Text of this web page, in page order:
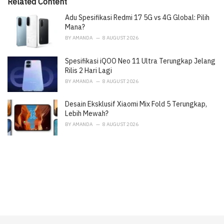
Adu Spesifikasi Redmi 17 5G vs 4G Global: Pilih
Mana?
BY AMANDA 8 AUGUST 2026
Spesifikasi iQOO Neo 11 Ultra Terungkap Jelang
Rilis 2 Hari Lagi
BY AMANDA 8 AUGUST 2026
Desain Eksklusif Xiaomi Mix Fold 5 Terungkap,
Lebih Mewah?
BY AMANDA 8 AUGUST 2026